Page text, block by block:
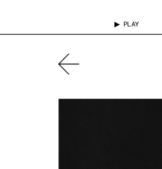
▶ PLAY